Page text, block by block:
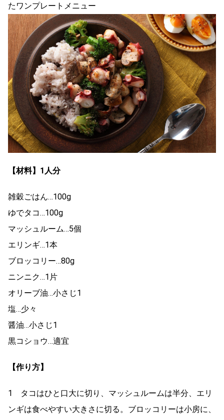
たワンプレートメニュー
【材料】1人分
雑穀ごはん…100g
ゆでタコ…100g
マッシュルーム…5個
エリンギ…1本
ブロッコリー…80g
ニンニク…1片
オリーブ油…小さじ1
塩…少々
醤油…小さじ1
黒コショウ…適宜
【作り方】
1 タコはひと口大に切り、マッシュルームは半分、エリ
ンギは食べやすい大きさに切る。ブロッコリーは小房に、